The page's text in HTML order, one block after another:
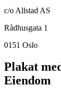
c/o Allstad AS
Rådhusgata 1
0151 Oslo
Plakat
Eiendom